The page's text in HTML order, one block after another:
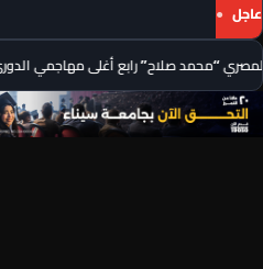
عاجل
“محمد صلاح” رابع أغلى مهاجمي الدوري